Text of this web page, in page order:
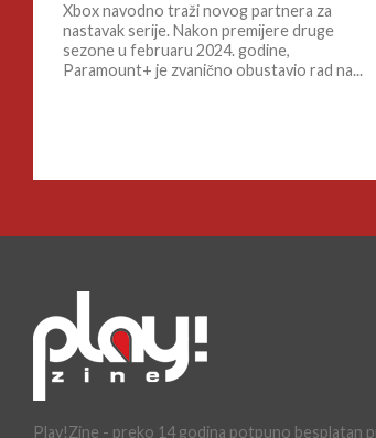
Xbox navodno traži novog partnera za
nastavak serije. Nakon premijere druge
sezone u februaru 2024. godine,
Paramount+ je zvanično obustavio rad na...
Play!Zine - preko 14 godina potpuno besplatan